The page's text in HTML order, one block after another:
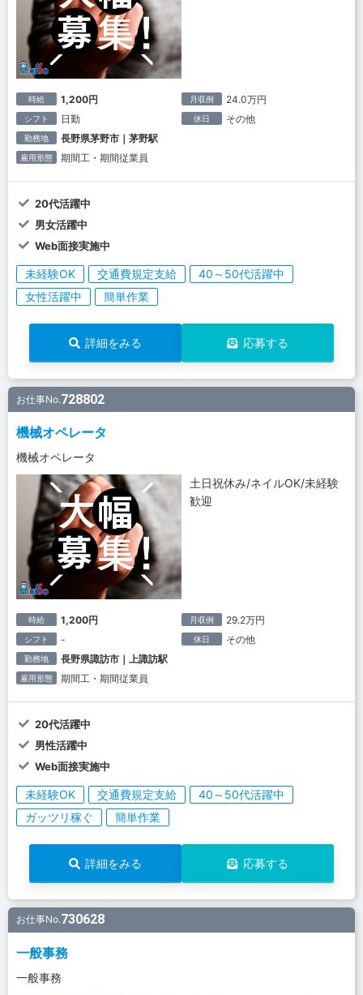
時給 1,200円 月収例 24.0万円
シフト 日勤 休日 その他
勤務地 長野県茅野市｜茅野駅
雇用形態 期間工・期間従業員
20代活躍中
男女活躍中
Web面接実施中
未経験OK 交通費規定支給
40～50代活躍中
女性活躍中
簡単作業
詳細をみる 応募する
お仕事No.728802
機械オペレータ
機械オペレータ
土日祝休み/ネイルOK/未経験
歓迎
時給 1,200円 月収例 29.2万円
シフト - 休日 その他
勤務地 長野県諏訪市｜上諏訪駅
雇用形態 期間工・期間従業員
20代活躍中
男性活躍中
Web面接実施中
未経験OK 交通費規定支給
40～50代活躍中
ガッツリ稼ぐ
簡単作業
詳細をみる 応募する
お仕事No.730628
一般事務
一般事務